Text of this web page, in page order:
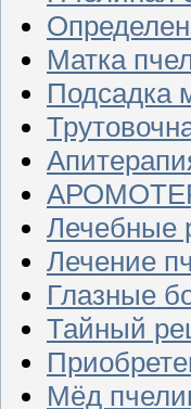
Матка
Подсадка
Лечебные
Лечение
Глазные
Тайный
Мёд